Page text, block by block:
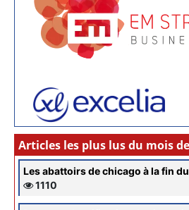
Articles les plus lus du mois
Les abattoirs de chicago à la fin
1110